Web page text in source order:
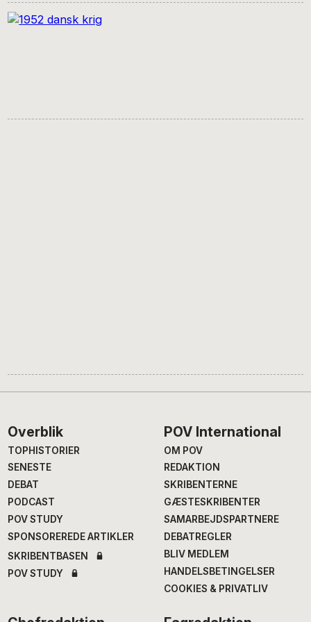
Footer
Overblik
TOPHISTORIER
SENESTE
DEBAT
PODCAST
POV STUDY
SPONSOREREDE ARTIKLER
SKRIBENTBASEN
POV STUDY
POV International
OM POV
REDAKTION
SKRIBENTERNE
GÆSTESKRIBENTER
SAMARBEJDSPARTNERE
DEBATREGLER
BLIV MEDLEM
HANDELSBETINGELSER
COOKIES & PRIVATLIV